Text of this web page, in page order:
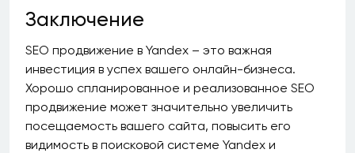
Заключение
SEO продвижение в Yandex – это важная
инвестиция в успех вашего онлайн-бизнеса.
Хорошо спланированное и реализованное SEO
продвижение может значительно увеличить
посещаемость вашего сайта, повысить его
видимость в поисковой системе Yandex и